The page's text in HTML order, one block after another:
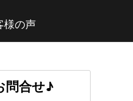
様の声
問合せ♪